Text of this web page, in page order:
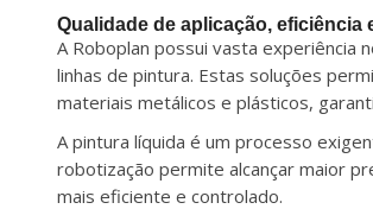
Qualidade de aplicação, eficiência
A Roboplan possui vasta experiência
linhas de pintura. Estas soluções
materiais metálicos e plásticos,
A pintura líquida é um processo
robotização permite alcançar maior
mais eficiente e controlado.